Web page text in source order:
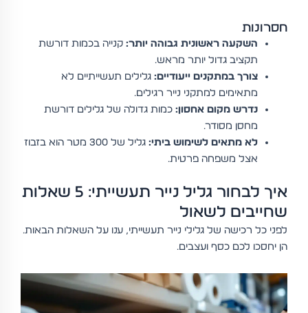
חסרונות
השקעה ראשונית גבוהה יותר: קנייה בכמות דורשת
תקציב גדול יותר מראש.
צורך במתקנים ייעודיים: גלילים תעשייתיים לא
מתאימים למתקני נייר רגילים.
נדרש מקום אחסון: כמות גדולה של גלילים דורשת
מחסן מסודר.
לא מתאים לשימוש ביתי:
גליל של 300 מטר הוא בזבוז
אצל משפחה פרטית.
איך לבחור גליל נייר תעשייתי: 5 שאלות
שחייבים לשאול
לפני כל רכישה של גלילי נייר תעשייתי, ענו על השאלות הבאות.
הן יחסכו לכם כסף ועצבים.